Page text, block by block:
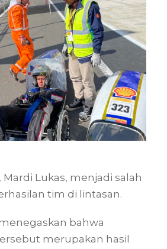
Mardi Lukas, menjadi salah
tim di lintasan.
bahwa
merupakan hasil